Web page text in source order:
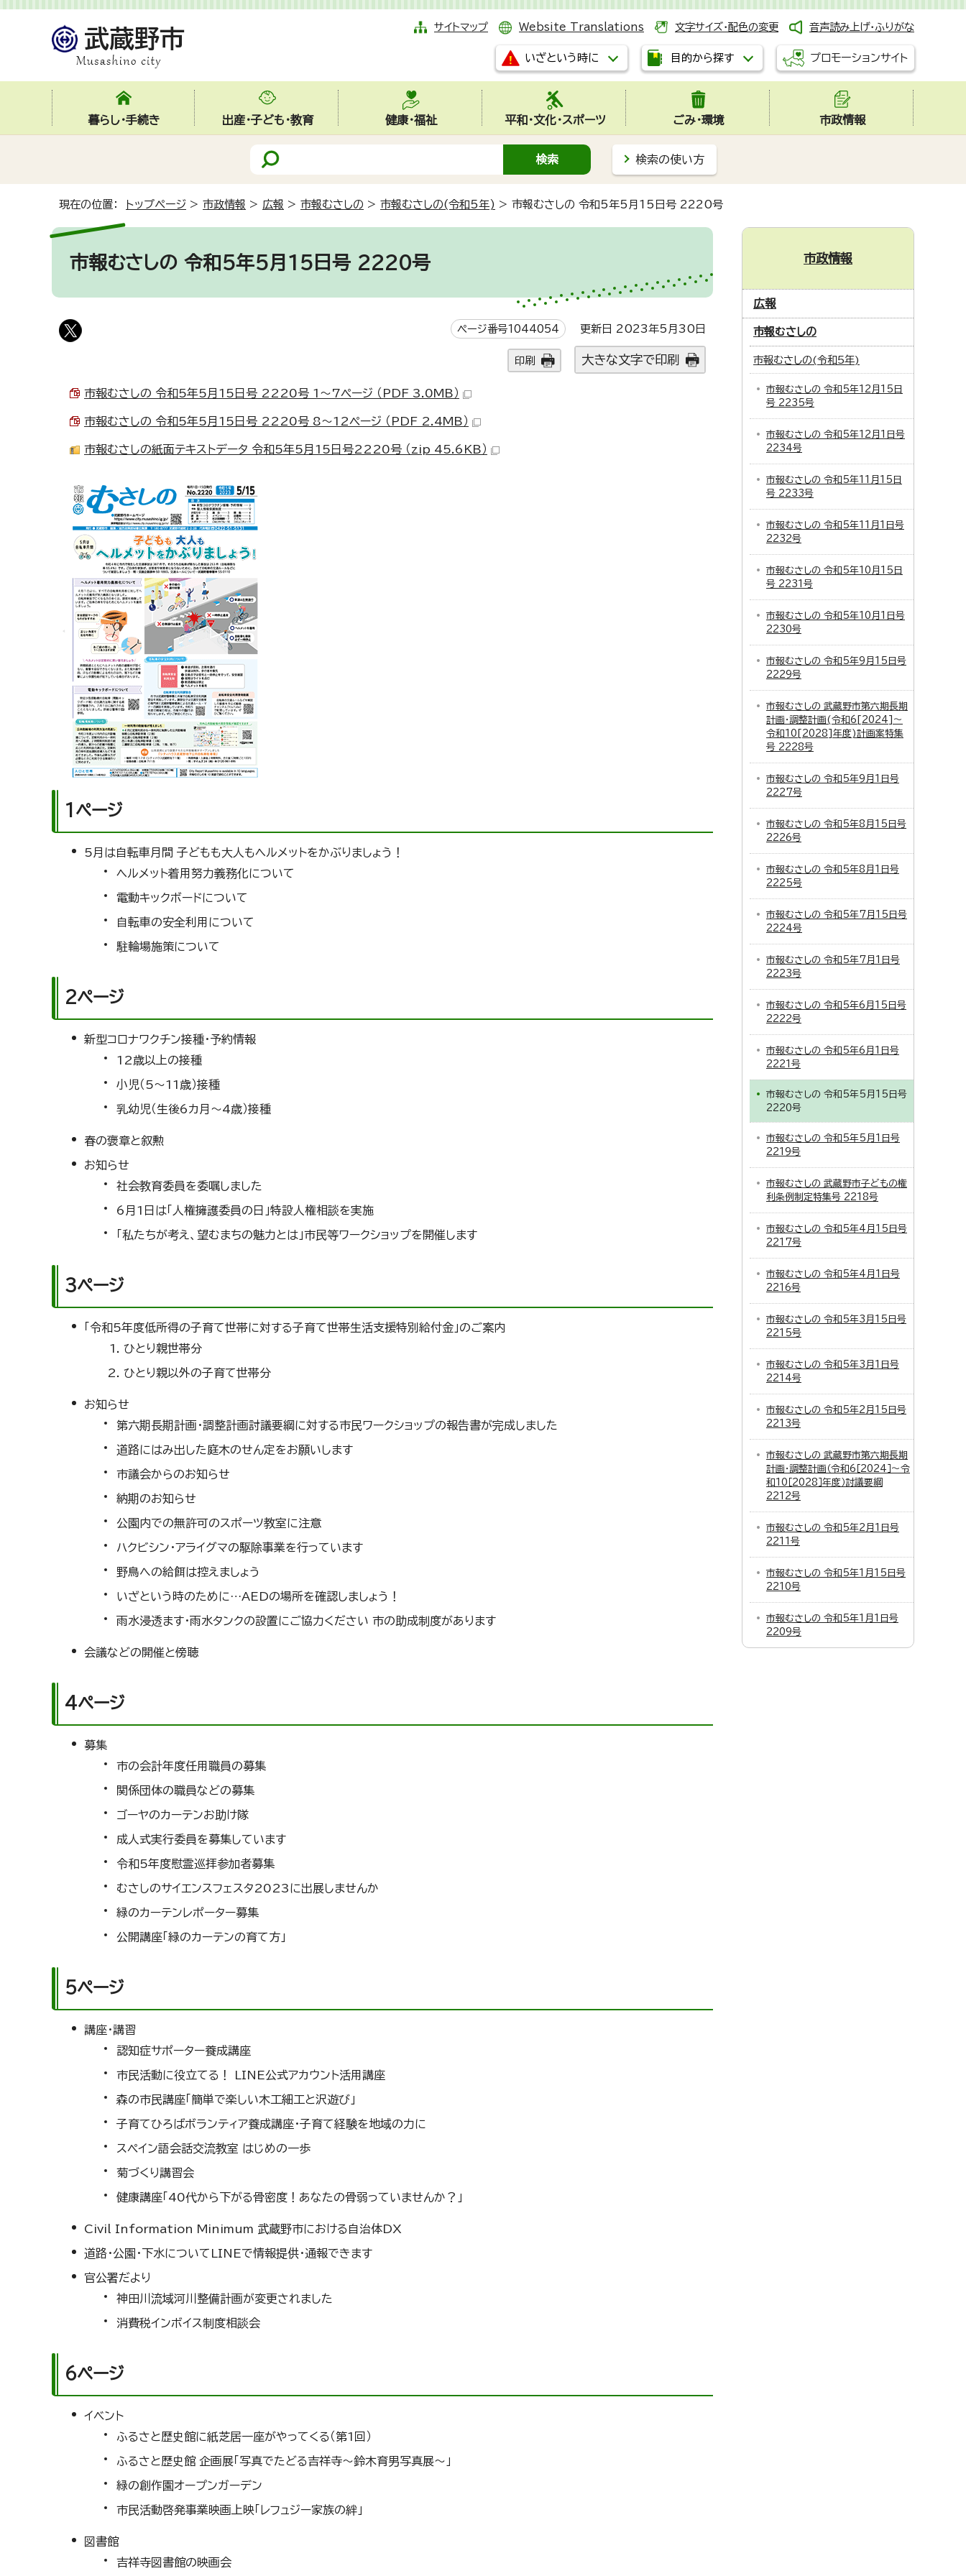
サイトマップ Website Translations 文字サイズ・配色の変更 音声読み上げ・ふりがな
いざという時に 目的から探す プロモーションサイト
暮らし・手続き 出産・子ども・教育 健康・福祉 平和・文化・スポーツ ごみ・環境 市政情報
検索の使い方
現在の位置： トップページ > 市政情報 > 広報 > 市報むさしの > 市報むさしの(令和5年) > 市報むさしの 令和5年5月15日号 2220号
市報むさしの 令和5年5月15日号 2220号
ページ番号1044054 更新日 2023年5月30日
印刷 大きな文字で印刷
市報むさしの 令和5年5月15日号 2220号 1～7ページ （PDF 3.0MB）
市報むさしの 令和5年5月15日号 2220号 8～12ページ （PDF 2.4MB）
市報むさしの紙面テキストデータ 令和5年5月15日号2220号 （zip 45.6KB）
1ページ
5月は自転車月間 子どもも大人もヘルメットをかぶりましょう！
ヘルメット着用努力義務化について
電動キックボードについて
自転車の安全利用について
駐輪場施策について
2ページ
新型コロナワクチン接種・予約情報
12歳以上の接種
小児（5～11歳）接種
乳幼児（生後6カ月～4歳）接種
春の褒章と叙勲
お知らせ
社会教育委員を委嘱しました
6月1日は「人権擁護委員の日」特設人権相談を実施
「私たちが考え、望むまちの魅力とは」市民等ワークショップを開催します
3ページ
「令和5年度低所得の子育て世帯に対する子育て世帯生活支援特別給付金」のご案内
ひとり親世帯分
ひとり親以外の子育て世帯分
お知らせ
第六期長期計画・調整計画討議要綱に対する市民ワークショップの報告書が完成しました
道路にはみ出した庭木のせん定をお願いします
市議会からのお知らせ
納期のお知らせ
公園内での無許可のスポーツ教室に注意
ハクビシン・アライグマの駆除事業を行っています
野鳥への給餌は控えましょう
いざという時のために…AEDの場所を確認しましょう！
雨水浸透ます・雨水タンクの設置にご協力ください 市の助成制度があります
会議などの開催と傍聴
4ページ
募集
市の会計年度任用職員の募集
関係団体の職員などの募集
ゴーヤのカーテンお助け隊
成人式実行委員を募集しています
令和5年度慰霊巡拝参加者募集
むさしのサイエンスフェスタ2023に出展しませんか
緑のカーテンレポーター募集
公開講座「緑のカーテンの育て方」
5ページ
講座・講習
認知症サポーター養成講座
市民活動に役立てる！ LINE公式アカウント活用講座
森の市民講座「簡単で楽しい木工細工と沢遊び」
子育てひろばボランティア養成講座・子育て経験を地域の力に
スペイン語会話交流教室 はじめの一歩
菊づくり講習会
健康講座「40代から下がる骨密度！あなたの骨弱っていませんか？」
Civil Information Minimum 武蔵野市における自治体DX
道路・公園・下水についてLINEで情報提供・通報できます
官公署だより
神田川流域河川整備計画が変更されました
消費税インボイス制度相談会
6ページ
イベント
ふるさと歴史館に紙芝居一座がやってくる（第1回）
ふるさと歴史館 企画展「写真でたどる吉祥寺～鈴木育男写真展～」
緑の創作園オープンガーデン
市民活動啓発事業映画上映「レフュジー家族の絆」
図書館
吉祥寺図書館の映画会
市政情報
広報
市報むさしの
市報むさしの(令和5年)
市報むさしの 令和5年12月15日
号 2235号
市報むさしの 令和5年12月1日号
2234号
市報むさしの 令和5年11月15日
号 2233号
市報むさしの 令和5年11月1日号
2232号
市報むさしの 令和5年10月15日
号 2231号
市報むさしの 令和5年10月1日号
2230号
市報むさしの 令和5年9月15日号
2229号
市報むさしの 武蔵野市第六期長期
計画・調整計画(令和6[2024]～
令和10[2028]年度)計画案特集
号 2228号
市報むさしの 令和5年9月1日号
2227号
市報むさしの 令和5年8月15日号
2226号
市報むさしの 令和5年8月1日号
2225号
市報むさしの 令和5年7月15日号
2224号
市報むさしの 令和5年7月1日号
2223号
市報むさしの 令和5年6月15日号
2222号
市報むさしの 令和5年6月1日号
2221号
市報むさしの 令和5年5月15日号
2220号
市報むさしの 令和5年5月1日号
2219号
市報むさしの 武蔵野市子どもの権
利条例制定特集号 2218号
市報むさしの 令和5年4月15日号
2217号
市報むさしの 令和5年4月1日号
2216号
市報むさしの 令和5年3月15日号
2215号
市報むさしの 令和5年3月1日号
2214号
市報むさしの 令和5年2月15日号
2213号
市報むさしの 武蔵野市第六期長期
計画・調整計画（令和6［2024］～令
和10［2028］年度）討議要綱
2212号
市報むさしの 令和5年2月1日号
2211号
市報むさしの 令和5年1月15日号
2210号
市報むさしの 令和5年1月1日号
2209号